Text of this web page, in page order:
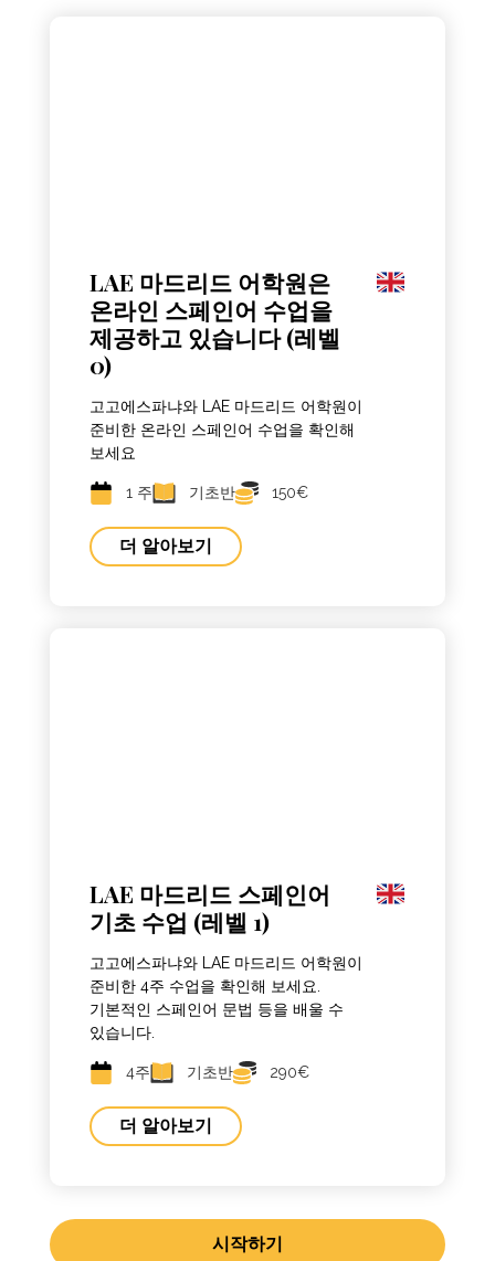
LAE 마드리드 어학원은
온라인 스페인어 수업을
제공하고 있습니다 (레벨
0)
고고에스파냐와 LAE 마드리드 어학원이
준비한 온라인 스페인어 수업을 확인해
보세요
1 주 기초반 150€
더 알아보기
LAE 마드리드 스페인어
기초 수업 (레벨 1)
고고에스파냐와 LAE 마드리드 어학원이
준비한 4주 수업을 확인해 보세요.
기본적인 스페인어 문법 등을 배울 수
있습니다.
4주 기초반 290€
더 알아보기
시작하기